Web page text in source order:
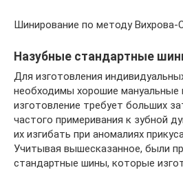
Шинирование по методу Вихрова-
Назубные стандартные
Для изготовления
необходимы хорошие мануальные
изготовление требует больших
частого примеривания к зубной
их изгибать при аномалиях
Учитывая вышесказанное, были
стандартные шины, которые